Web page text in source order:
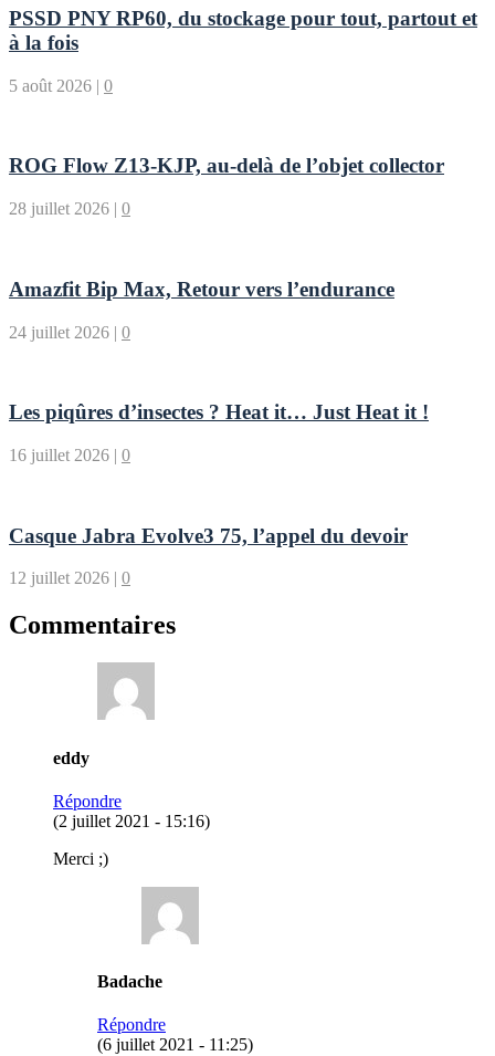
PSSD PNY RP60, du stockage pour tout, partout et
à la fois
5 août 2026 | 0
ROG Flow Z13-KJP, au-delà de l’objet collector
28 juillet 2026 | 0
Amazfit Bip Max, Retour vers l’endurance
24 juillet 2026 | 0
Les piqûres d’insectes ? Heat it… Just Heat it !
16 juillet 2026 | 0
Casque Jabra Evolve3 75, l’appel du devoir
12 juillet 2026 0
Commentaires
eddy
Répondre
(2 juillet 2021 - 15:16)
Merci ;)
Badache
Répondre
(6 juillet 2021 - 11:25)